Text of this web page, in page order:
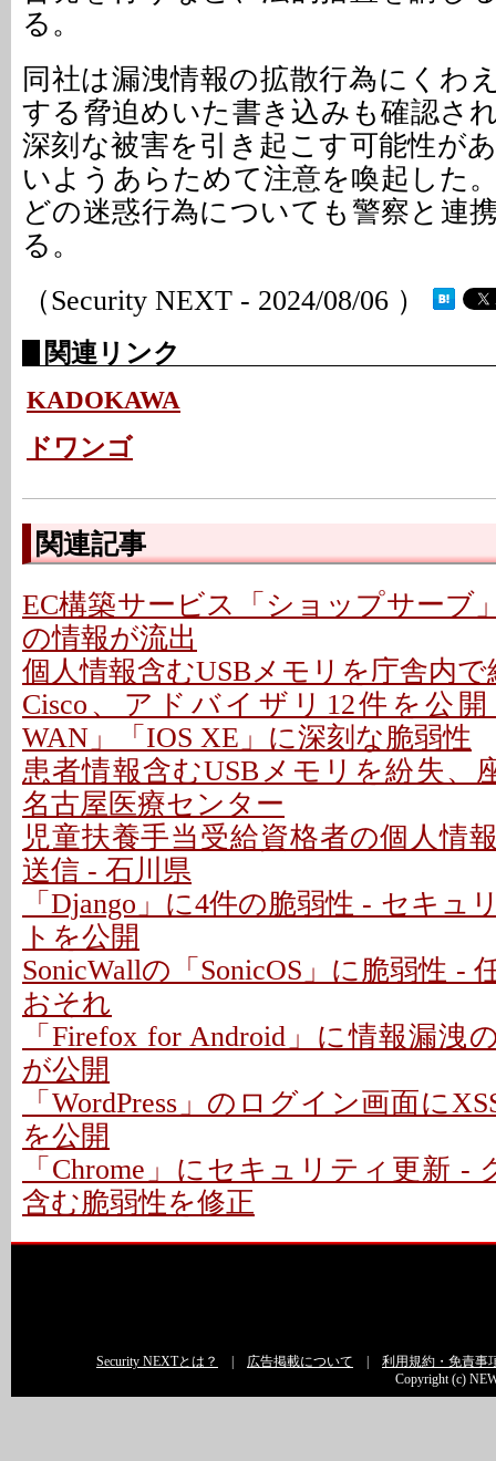
る。
同社は漏洩情報の拡散行為にくわ
する脅迫めいた書き込みも確認さ
深刻な被害を引き起こす可能性が
いようあらためて注意を喚起した
どの迷惑行為についても警察と連
る。
（Security NEXT - 2024/08/06 ）
関連リンク
KADOKAWA
ドワンゴ
関連記事
EC構築サービス「ショップサーブ
の情報が流出
個人情報含むUSBメモリを庁舎内で
Cisco、アドバイザリ12件を公開
WAN」「IOS XE」に深刻な脆弱性
患者情報含むUSBメモリを紛失、
名古屋医療センター
児童扶養手当受給資格者の個人情
送信 - 石川県
「Django」に4件の脆弱性 - セキュ
トを公開
SonicWallの「SonicOS」に脆弱性 -
おそれ
「Firefox for Android」に情報漏洩
が公開
「WordPress」のログイン画面に
を公開
「Chrome」にセキュリティ更新 -
含む脆弱性を修正
Security NEXTとは？ 広告掲載について
利用規約・免責事
Copyright (c)